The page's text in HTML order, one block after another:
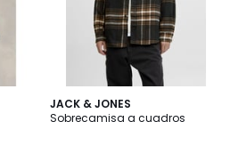
JACK & JONES
Sobrecamisa a cuadros